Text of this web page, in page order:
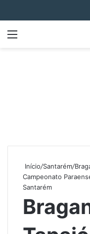
Início/Santarém/
Campeonato
Santarém